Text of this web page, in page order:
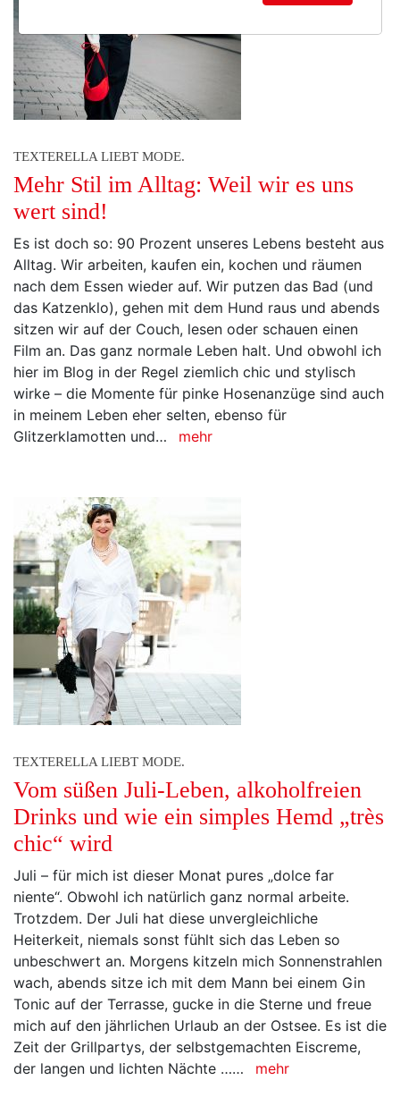
TEXTERELLA LIEBT MODE.
Mehr Stil im Alltag: Weil wir es uns
wert sind!
Es ist doch so: 90 Prozent unseres Lebens besteht aus
Alltag. Wir arbeiten, kaufen ein, kochen und räumen
nach dem Essen wieder auf. Wir putzen das Bad (und
das Katzenklo), gehen mit dem Hund raus und abends
sitzen wir auf der Couch, lesen oder schauen einen
Film an. Das ganz normale Leben halt. Und obwohl ich
hier im Blog in der Regel ziemlich chic und stylisch
wirke – die Momente für pinke Hosenanzüge sind auch
in meinem Leben eher selten, ebenso für
Glitzerklamotten und…
mehr
TEXTERELLA LIEBT MODE.
Vom süßen Juli-Leben, alkoholfreien
Drinks und wie ein simples Hemd „très
chic“ wird
Juli – für mich ist dieser Monat pures „dolce far
niente“. Obwohl ich natürlich ganz normal arbeite.
Trotzdem. Der Juli hat diese unvergleichliche
Heiterkeit, niemals sonst fühlt sich das Leben so
unbeschwert an. Morgens kitzeln mich Sonnenstrahlen
wach, abends sitze ich mit dem Mann bei einem Gin
Tonic auf der Terrasse, gucke in die Sterne und freue
mich auf den jährlichen Urlaub an der Ostsee. Es ist die
Zeit der Grillpartys, der selbstgemachten Eiscreme,
der langen und lichten Nächte ……
mehr